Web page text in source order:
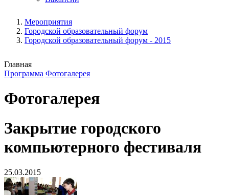
Мероприятия
Городской образовательный форум
Городской образовательный форум - 2015
Главная
Программа Фотогалерея
Фотогалерея
Закрытие городского
компьютерного фестиваля
25.03.2015